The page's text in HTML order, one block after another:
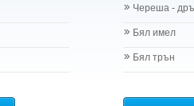
Череша -
Бял имел
Бял трън